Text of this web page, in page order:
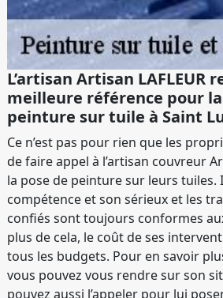
L’artisan Artisan LAFLEUR
meilleure référence pour
peinture sur tuile à Saint
Ce n’est pas pour rien que les
de faire appel à l’artisan couvreur
la pose de peinture sur leurs tuiles.
compétence et son sérieux et les
confiés sont toujours conformes
plus de cela, le coût de ses
tous les budgets. Pour en savoir
vous pouvez vous rendre sur son
pouvez aussi l’appeler pour lui